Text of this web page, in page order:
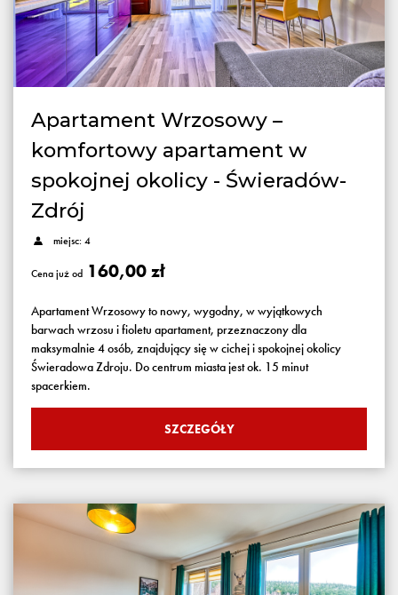
Apartament Wrzosowy –
komfortowy apartament w
spokojnej okolicy - Świeradów-
Zdrój
miejsc: 4
Cena już od 160,00 zł
Apartament Wrzosowy to nowy, wygodny, w wyjątkowych
barwach wrzosu i fioletu apartament, przeznaczony dla
maksymalnie 4 osób, znajdujący się w cichej i spokojnej okolicy
Świeradowa Zdroju. Do centrum miasta jest ok. 15 minut
spacerkiem.
SZCZEGÓŁY